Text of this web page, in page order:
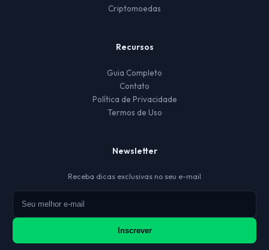
Criptomoedas
Recursos
Guia Completo
Contato
Política de Privacidade
Termos de Uso
Newsletter
Receba dicas exclusivas no seu e-mail
Inscrever